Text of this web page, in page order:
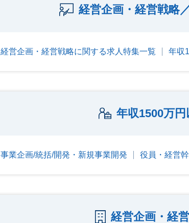
経営企画・経営戦略
経営企画・経営戦略に関する求人特集一覧 年収
年収1500万
事業企画/統括/開発・新規事業開発 役員・経営
経営企画・経